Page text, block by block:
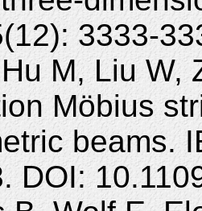
3333-
M, Liu W,
Möbius
beams.
DOI: